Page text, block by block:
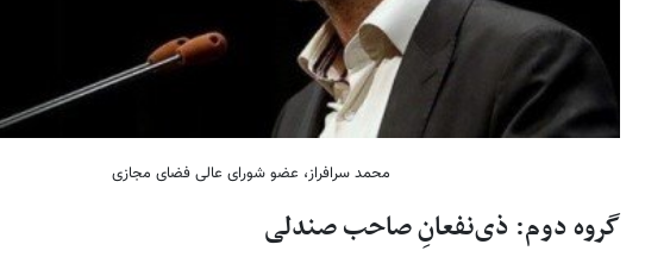
محمد سرافراز، عضو شورای عالی فضای مجازی
گروه دوم: ذی‌نفعانِ صاحب صندلی